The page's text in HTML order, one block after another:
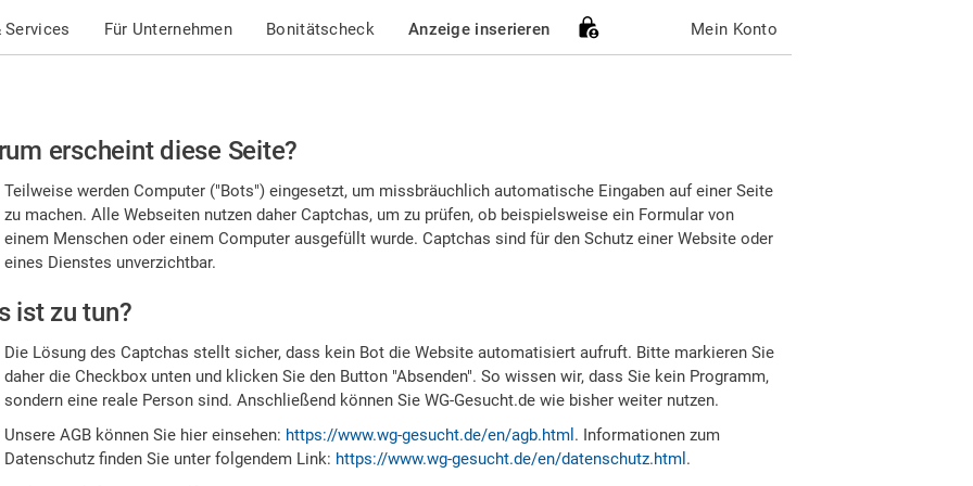
Services Für Unternehmen Bonitätscheck Anzeige inserieren Mein Konto
erscheint diese Seite?
Teilweise werden Computer ("Bots") eingesetzt, um missbräuchlich automatische Eingaben auf einer Seite
zu machen. Alle Webseiten nutzen daher Captchas, um zu prüfen, ob beispielsweise ein Formular von
einem Menschen oder einem Computer ausgefüllt wurde. Captchas sind für den Schutz einer Website oder
eines Dienstes unverzichtbar.
ist zu tun?
Die Lösung des Captchas stellt sicher, dass kein Bot die Website automatisiert aufruft. Bitte markieren Sie
daher die Checkbox unten und klicken Sie den Button "Absenden". So wissen wir, dass Sie kein Programm,
sondern eine reale Person sind. Anschließend können Sie WG-Gesucht.de wie bisher weiter nutzen.
Unsere AGB können Sie hier einsehen: https://www.wg-gesucht.de/en/agb.html . Informationen zum
Datenschutz finden Sie unter folgendem Link: https://www.wg-gesucht.de/en/datenschutz.html .